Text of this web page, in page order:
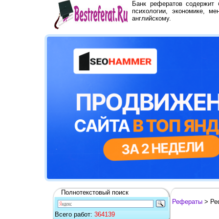
Банк рефератов
психологии, экономике,
английскому.
Полнотекстовый поиск
Всего работ: 364139
Рефераты >